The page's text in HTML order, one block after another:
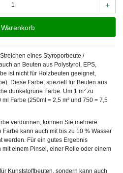
+
Warenkorb
eines Styroporbeute /
an Beuten aus Polystyrol, EPS,
ist nicht für Holzbeuten geeignet,
Diese Farbe, speziell für Beuten aus
dunkelgrüne Farbe. Um 1 m² zu
Farbe (250ml = 2,5 m² und 750 = 7,5
verdünnen, können Sie mehrere
kann auch mit bis zu 10 % Wasser
werden. Für ein gutes Ergebnis
einem Pinsel, einer Rolle oder einem
Kunststoffbeuten, sondern kann auch